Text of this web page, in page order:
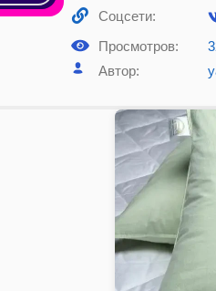
Соцсети:
Просмотров:
Автор: